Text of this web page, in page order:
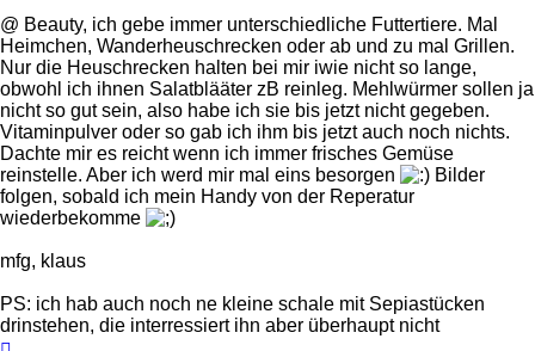
@ Beauty, ich gebe immer unterschiedliche Futtertiere. Mal
Heimchen, Wanderheuschrecken oder ab und zu mal Grillen.
Nur die Heuschrecken halten bei mir iwie nicht so lange,
obwohl ich ihnen Salatblääter zB reinleg. Mehlwürmer sollen ja
nicht so gut sein, also habe ich sie bis jetzt nicht gegeben.
Vitaminpulver oder so gab ich ihm bis jetzt auch noch nichts.
Dachte mir es reicht wenn ich immer frisches Gemüse
reinstelle. Aber ich werd mir mal eins besorgen
Bilder
folgen, sobald ich mein Handy von der Reperatur
wiederbekomme
mfg, klaus
PS: ich hab auch noch ne kleine schale mit Sepiastücken
drinstehen, die interressiert ihn aber überhaupt nicht